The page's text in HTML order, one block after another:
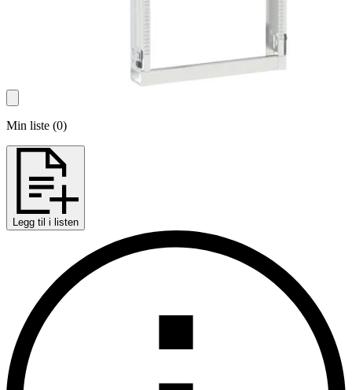
Min liste (0)
Legg til i listen